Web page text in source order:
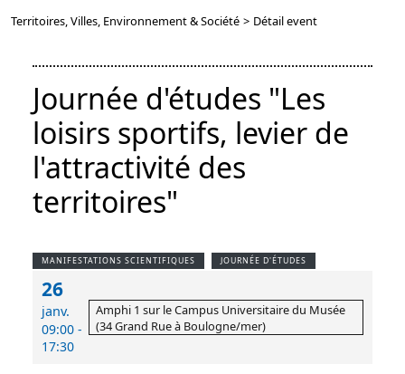
Territoires, Villes, Environnement & Société > Détail event
Journée d'études "Les
loisirs sportifs, levier de
l'attractivité des
territoires"
MANIFESTATIONS SCIENTIFIQUES JOURNÉE D'ÉTUDES
26
janv.
09:00 -
17:30
Amphi 1 sur le Campus Universitaire du Musée
(34 Grand Rue à Boulogne/mer)